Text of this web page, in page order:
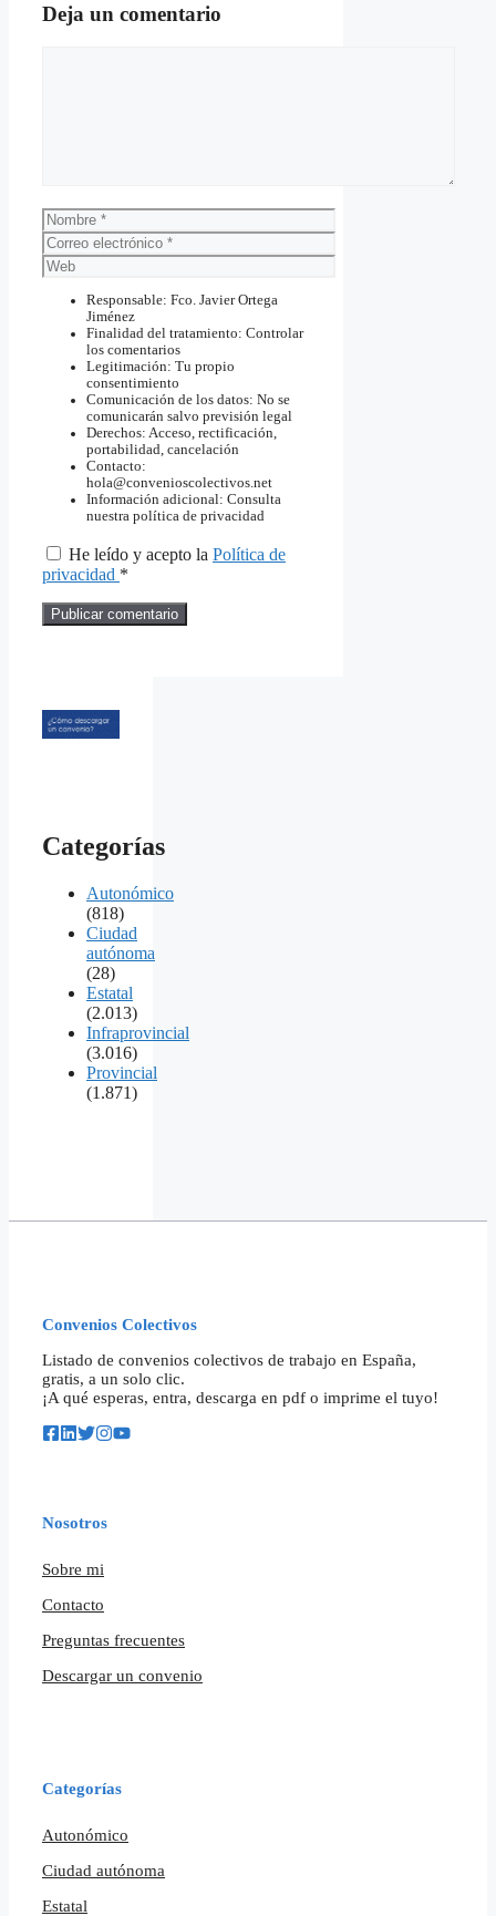
Deja un comentario
Nombre
Correo
electrónico
Web
Responsable: Fco. Javier Ortega
Jiménez
Finalidad del tratamiento: Controlar
los comentarios
Legitimación: Tu propio
consentimiento
Comunicación de los datos: No se
comunicarán salvo previsión legal
Derechos: Acceso, rectificación,
portabilidad, cancelación
Contacto:
hola@convenioscolectivos.net
Información adicional: Consulta
nuestra política de privacidad
He leído y acepto la Política de
privacidad *
Categorías
Autonómico
(818)
Ciudad
autónoma
(28)
Estatal
(2.013)
Infraprovincial
(3.016)
Provincial
(1.871)
Convenios Colectivos
Listado de convenios colectivos de trabajo en España,
gratis, a un solo clic.
¡A qué esperas, entra, descarga en pdf o imprime el tuyo!
Nosotros
Sobre mi
Contacto
Preguntas frecuentes
Descargar un convenio
Categorías
Autonómico
Ciudad autónoma
Estatal